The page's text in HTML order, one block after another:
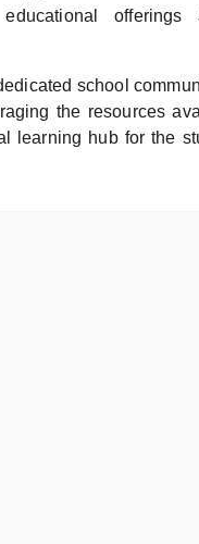
school
the resources
learning hub for the